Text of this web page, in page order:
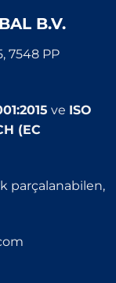
B.V.
7548 PP
ve ISO
(EC
parçalanabilen,